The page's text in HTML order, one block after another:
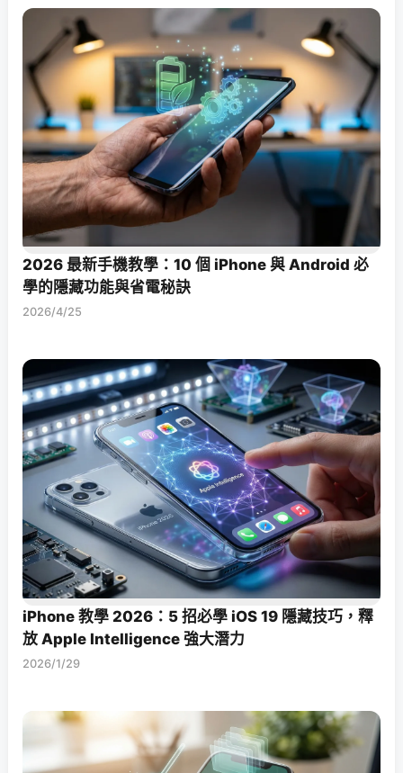
2026 最新手機教學：10 個 iPhone 與 Android 必
學的隱藏功能與省電秘訣
2026/4/25
iPhone 教學 2026：5 招必學 iOS 19 隱藏技巧，釋
放 Apple Intelligence 強大潛力
2026/1/29